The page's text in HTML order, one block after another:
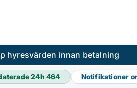
hyresvärden innan betalning
24h464 Notifikationer